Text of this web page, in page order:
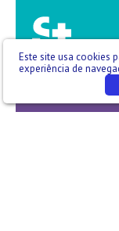
Cuidados
Este site usa cookies
experiência de